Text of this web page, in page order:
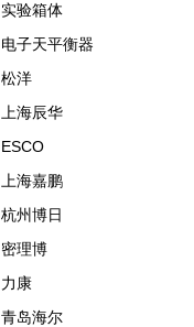
实验箱体
电子天平衡器
松洋
上海辰华
ESCO
上海嘉鹏
杭州博日
密理博
力康
青岛海尔